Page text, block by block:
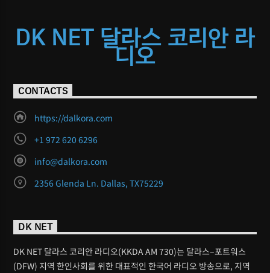
DK NET 달라스 코리안 라
디오
CONTACTS
https://dalkora.com
+1 972 620 6296
info@dalkora.com
2356 Glenda Ln. Dallas, TX75229
DK NET
DK NET 달라스 코리안 라디오(KKDA AM 730)는 달라스–포트워스
(DFW) 지역 한인사회를 위한 대표적인 한국어 라디오 방송으로, 지역